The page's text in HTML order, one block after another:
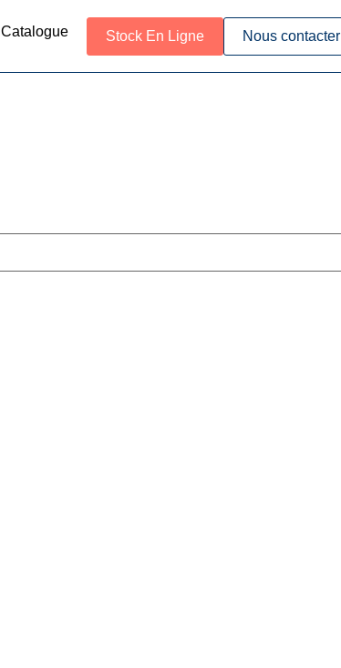
Catalogue Stock En Ligne Nous contacter